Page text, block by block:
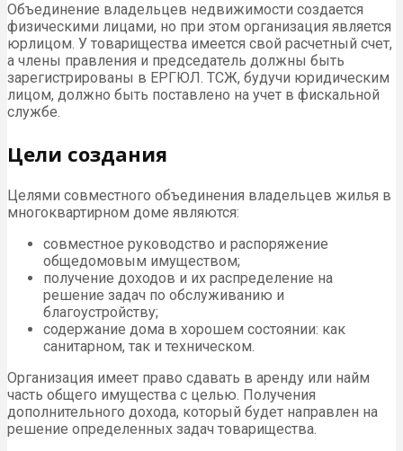
Объединение владельцев недвижимости создается
физическими лицами, но при этом организация является
юрлицом. У товарищества имеется свой расчетный счет,
а члены правления и председатель должны быть
зарегистрированы в ЕРГЮЛ. ТСЖ, будучи юридическим
лицом, должно быть поставлено на учет в фискальной
службе.
Цели создания
Целями совместного объединения владельцев жилья в
многоквартирном доме являются:
совместное руководство и распоряжение
общедомовым имуществом;
получение доходов и их распределение на
решение задач по обслуживанию и
благоустройству;
содержание дома в хорошем состоянии: как
санитарном, так и техническом.
Организация имеет право сдавать в аренду или найм
часть общего имущества с целью. Получения
дополнительного дохода, который будет направлен на
решение определенных задач товарищества.